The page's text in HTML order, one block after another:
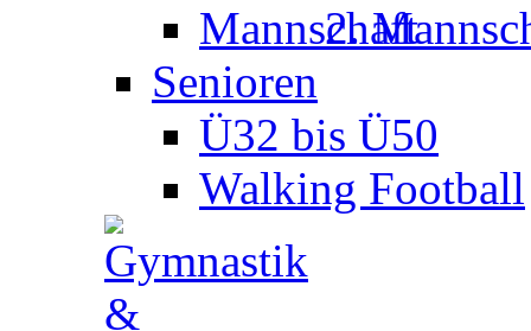
2.
Senioren
Ü32 bis Ü50
Walking Football